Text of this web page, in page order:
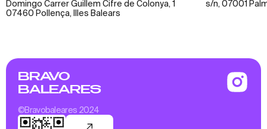
Domingo Carrer Guillem Cifre de Colonya, 1
07460 Pollença, Illes Balears
s/n, 07001
BRAVO
BALEARES
©Bravobaleares 2024